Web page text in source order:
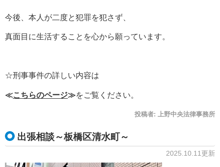
今後、本人が二度と犯罪を犯さず、
真面目に生活することを心から願っています。
☆刑事事件の詳しい内容は
≪こちらのページ≫をご覧ください。
投稿者: 上野中央法律事務所
出張相談～板橋区清水町～
2025.10.11更新